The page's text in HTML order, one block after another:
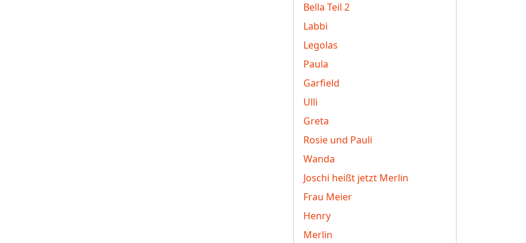
Bella Teil 2
Labbi
Legolas
Paula
Garfield
Ulli
Greta
Rosie und Pauli
Wanda
Joschi heißt jetzt Merlin
Frau Meier
Henry
Merlin